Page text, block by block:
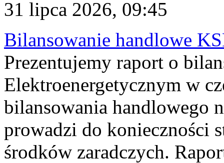
31 lipca 2026, 09:45
Bilansowanie handlowe
Prezentujemy raport o
Elektroenergetycznym w
bilansowania handlowego
prowadzi do konieczności
środków zaradczych.